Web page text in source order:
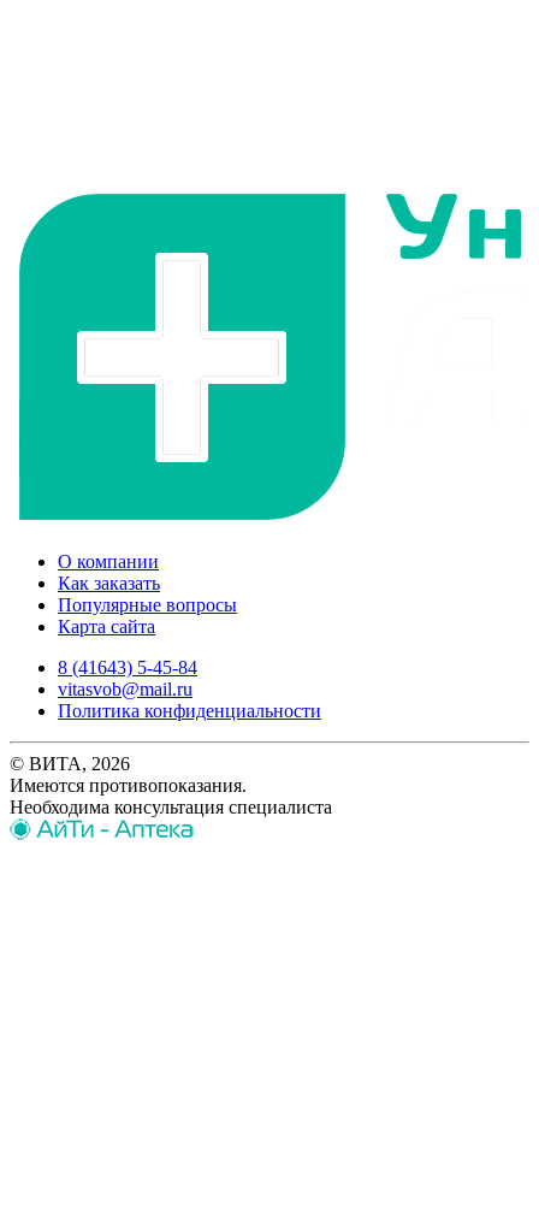
О компании
Как заказать
Популярные вопросы
Карта сайта
8 (41643) 5-45-84
vitasvob@mail.ru
Политика конфиденциальности
© ВИТА, 2026
Имеются противопоказания.
Необходима консультация специалиста